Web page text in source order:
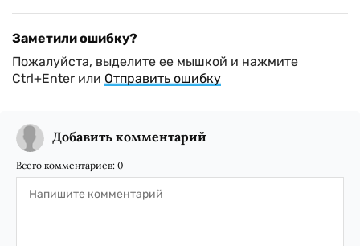
Заметили ошибку?
Пожалуйста, выделите ее мышкой и нажмите
Ctrl+Enter или Отправить ошибку
Добавить комментарий
Всего комментариев: 0